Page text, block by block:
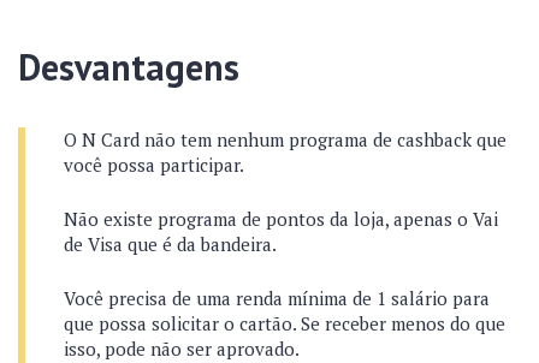
Desvantagens
O N Card não tem nenhum programa de cashback que
você possa participar.
Não existe programa de pontos da loja, apenas o Vai
de Visa que é da bandeira.
Você precisa de uma renda mínima de 1 salário para
que possa solicitar o cartão. Se receber menos do que
isso, pode não ser aprovado.